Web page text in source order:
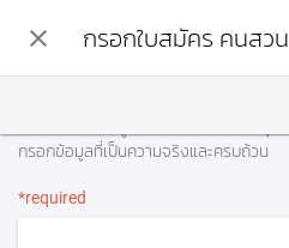
close กรอกใบสมัคร คนสวน
กรอกข้อมูลที่เป็นความจริงและครบถ้วน
*required